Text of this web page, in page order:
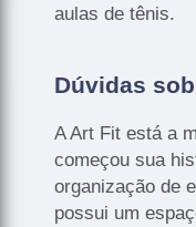
aulas de tênis.
Dúvidas
A Art Fit está a
começou sua
organização de
possui um